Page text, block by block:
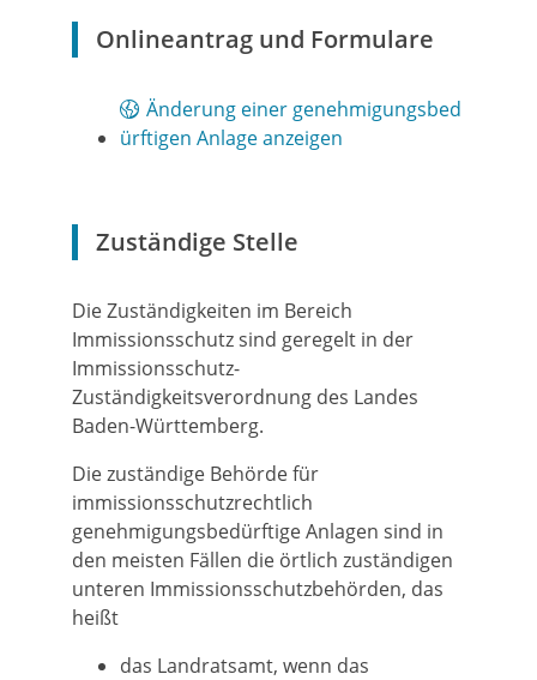
Onlineantrag und Formulare
Änderung einer genehmigungsbed
ürftigen Anlage anzeigen
Zuständige Stelle
Die Zuständigkeiten im Bereich
Immissionsschutz sind geregelt in der
Immissionsschutz-
Zuständigkeitsverordnung des Landes
Baden-Württemberg.
Die zuständige Behörde für
immissionsschutzrechtlich
genehmigungsbedürftige Anlagen sind in
den meisten Fällen die örtlich zuständigen
unteren Immissionsschutzbehörden, das
heißt
das Landratsamt, wenn das